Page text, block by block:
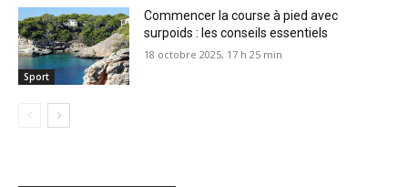
Sport
Commencer la course à pied avec
surpoids : les conseils essentiels
18 octobre 2025, 17 h 25 min